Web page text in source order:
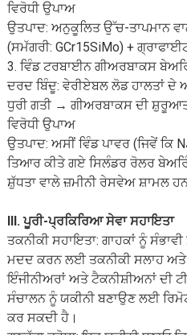
ਵਿਰੋਧੀ ਉਪਾਅ
ਉਤਪਾਦ: ਅਨੁਕੂਲਿਤ ਉੱਚ-ਤਾਪਮਾਨ
(ਸਮੱਗਰੀ: GCr15SiMo) +
3. ਵਿੰਡ ਟਰਬਾਈਨ ਗੀਅਰਬਾਕਸ
ਦਰਦ ਬਿੰਦੂ: ਵੇਰੀਏਬਲ ਲੋਡ ਹਾਲਤਾਂ ਦੇ
ਧੁਰੀ ਗਤੀ → ਗੀਅਰਬਾਕਸ ਦੀ
ਵਿਰੋਧੀ ਉਪਾਅ
ਉਤਪਾਦ: ਅਸੀਂ ਵਿੰਡ ਪਾਵਰ (ਜਿਵੇਂ ਕਿ
ਤਿਆਰ ਕੀਤੇ ਗਏ ਸਿਲੰਡਰ ਰੋਲਰ
ਸ਼ੁੱਧਤਾ ਵਾਲੇ ਜ਼ਮੀਨੀ ਰੇਸਵੇਅ ਸ਼ਾਮਲ
III. ਪੂਰੀ-ਪ੍ਰਕਿਰਿਆ ਸੇਵਾ ਸਹਾਇਤਾ
ਤਕਨੀਕੀ ਸਹਾਇਤਾ: ਗਾਹਕਾਂ ਨੂੰ
ਮਦਦ ਕਰਨ ਲਈ ਤਕਨੀਕੀ ਸਲਾਹ
ਇੰਜੀਨੀਅਰਾਂ ਅਤੇ ਟੈਕਨੀਸ਼ੀਅਨਾਂ ਦੀ
ਸੰਚਾਲਨ ਨੂੰ ਯਕੀਨੀ ਬਣਾਉਣ ਲਈ
ਕਰ ਸਕਦੀ ਹੈ।